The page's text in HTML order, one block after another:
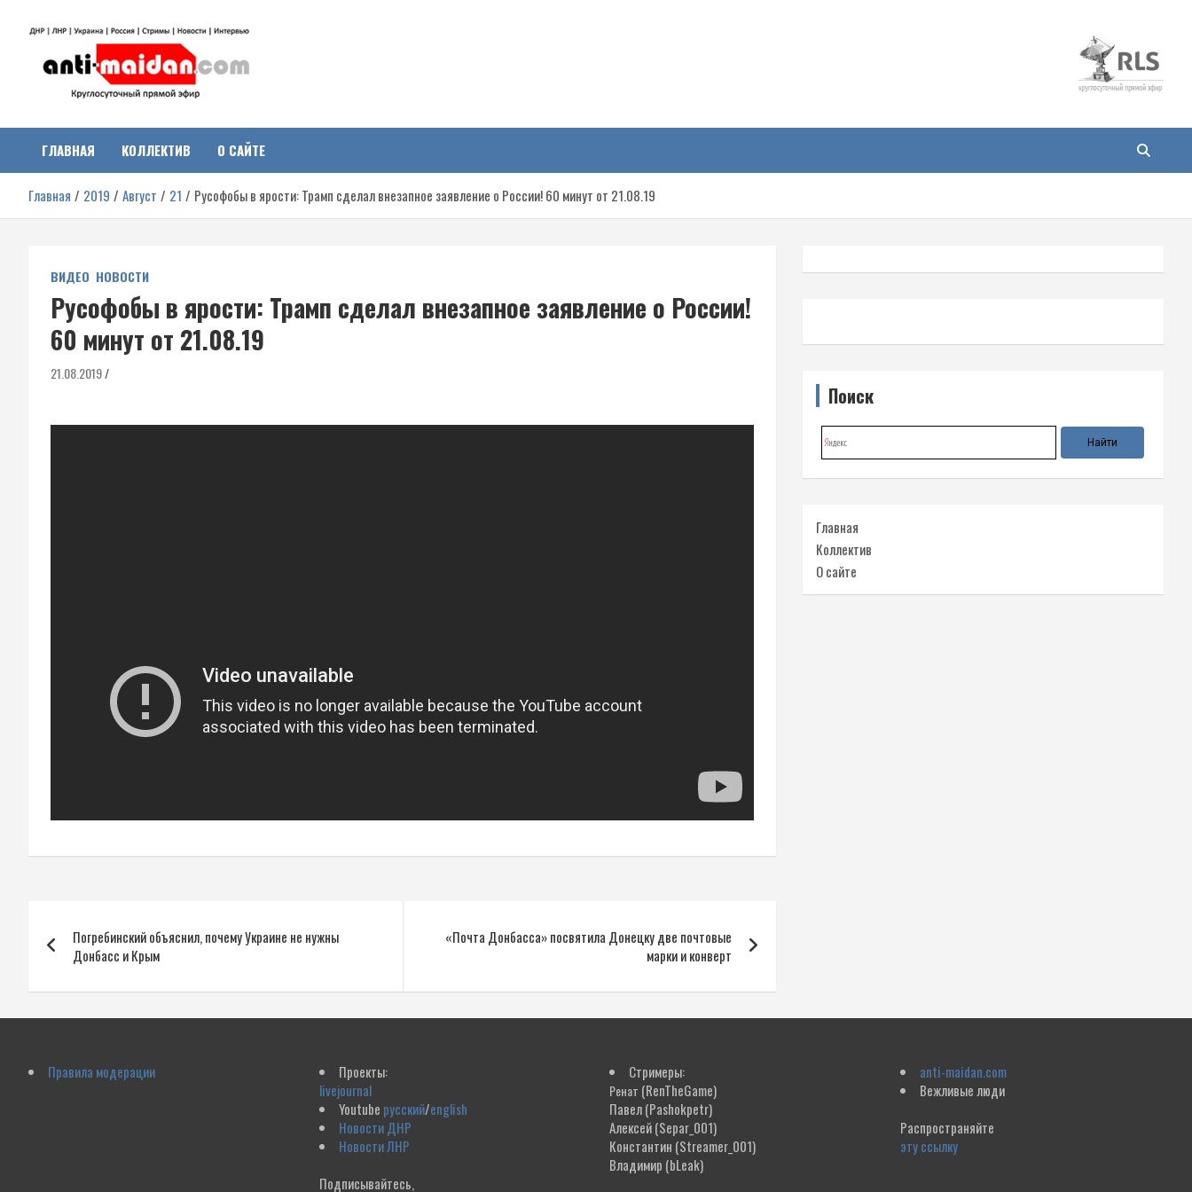
Антимайдан:
Гражданская война на
Украине
о гражданской войне на Украине, включая события в Новороссии,
ДНР, ЛНР и других регионах.
ГЛАВНАЯ КОЛЛЕКТИВ О САЙТЕ
Главная 2019 Август 21 Русофобы в ярости: Трамп сделал внезапное заявление о России! 60 минут от 21.08.19
ВИДЕО НОВОСТИ
Русофобы в ярости: Трамп сделал внезапное заявление о России!
60 минут от 21.08.19
21.08.2019
по
записям
Погребинский объяснил, почему Украине не нужны
Донбасс и Крым
«Почта Донбасса» посвятила Донецку две почтовые
марки и конверт
Поиск
Главная
Коллектив
О сайте
Правила модерации
Проекты:
livejournal
Youtube русский/english
Новости ДНР
Новости ЛНР
Подписывайтесь,
Стримеры:
Ренат (RenTheGame)
Павел(Pashokpetr)
Алексей(Separ_001)
Константин (Streamer_001)
Владимир (bLeak)
anti-maidan.com
Вежливые люди
Распространяйте
эту ссылку